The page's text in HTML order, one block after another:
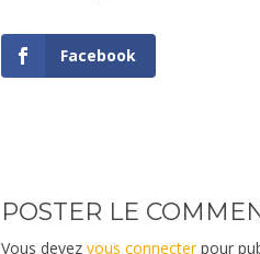
Facebook
POSTER LE
Vous devezvous connecterpour